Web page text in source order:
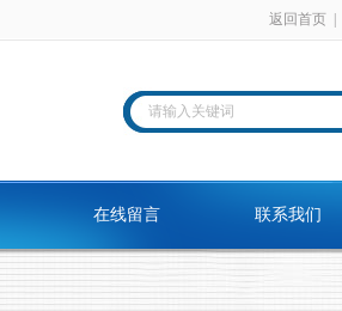
返回首页
在线留言 联系我们